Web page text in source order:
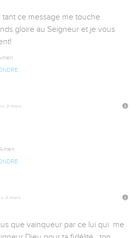
tant ce message me touche
gloire au Seigneur et je vous
2 mois
2 mois
que vainqueur par ce lui qui  me